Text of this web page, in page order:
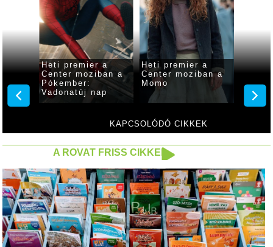
KAPCSOLÓDÓ CIKKEK
a
Heti premier a
Center moziban a
Pókember:
Vadonatúj nap
Heti premier a
Center moziban a
Momo
Heti
A ROVAT FRISS CIKKEI